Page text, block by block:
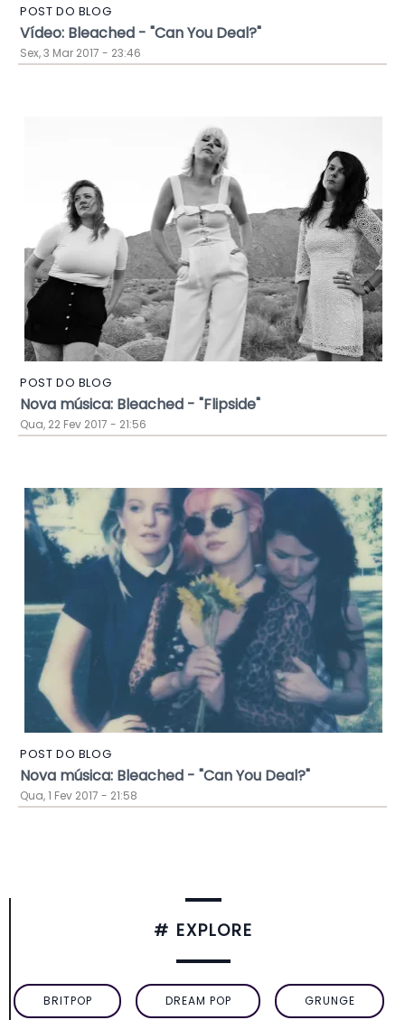
POST DO BLOG
Vídeo: Bleached - "Can You Deal?"
Sex, 3 Mar 2017 - 23:46
POST DO BLOG
Nova música: Bleached - "Flipside"
Qua, 22 Fev 2017 - 21:56
POST DO BLOG
Nova música: Bleached - "Can You Deal?"
Qua, 1 Fev 2017 - 21:58
# EXPLORE
BRITPOP DREAM POP GRUNGE